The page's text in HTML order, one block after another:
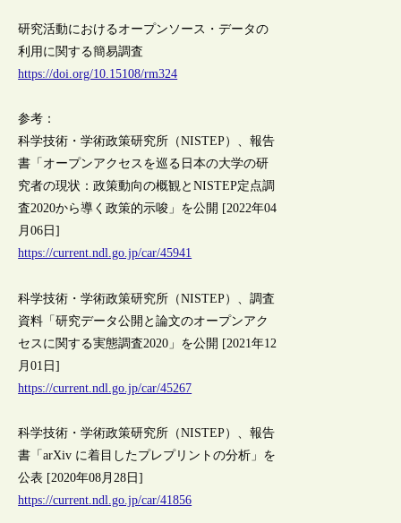
研究活動におけるオープンソース・データの
利用に関する簡易調査
https://doi.org/10.15108/rm324
参考：
科学技術・学術政策研究所（NISTEP）、報告
書「オープンアクセスを巡る日本の大学の研
究者の現状：政策動向の概観とNISTEP定点調
査2020から導く政策的示唆」を公開 [2022年04
月06日]
https://current.ndl.go.jp/car/45941
科学技術・学術政策研究所（NISTEP）、調査
資料「研究データ公開と論⽂のオープンアク
セスに関する実態調査2020」を公開 [2021年12
月01日]
https://current.ndl.go.jp/car/45267
科学技術・学術政策研究所（NISTEP）、報告
書「arXiv に着目したプレプリントの分析」を
公表 [2020年08月28日]
https://current.ndl.go.jp/car/41856